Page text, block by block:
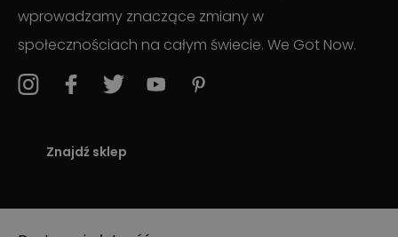
wprowadzamy znaczące zmiany w
społecznościach na całym świecie. We Got Now.
Znajdź sklep